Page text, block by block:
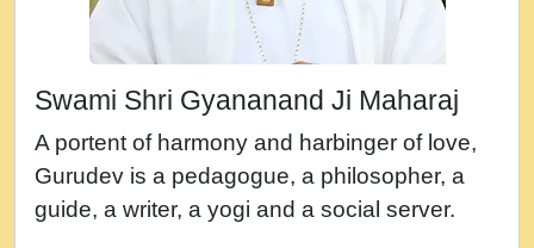
न म गवद गपल गद फर, पयर महन न रझद फर! shri
नह भरस रह लडडल... अपन खट करम क !!!! मह दद
सहर चरण क .....mp3
बगड नसब कसन सवर तर बगर Shri ravinandan
shastri ji maharaj.mp3
Swami Shri Gyananand Ji Maharaj
A portent of harmony and harbinger of love,
Gurudev is a pedagogue, a philosopher, a
guide, a writer, a yogi and a social server.